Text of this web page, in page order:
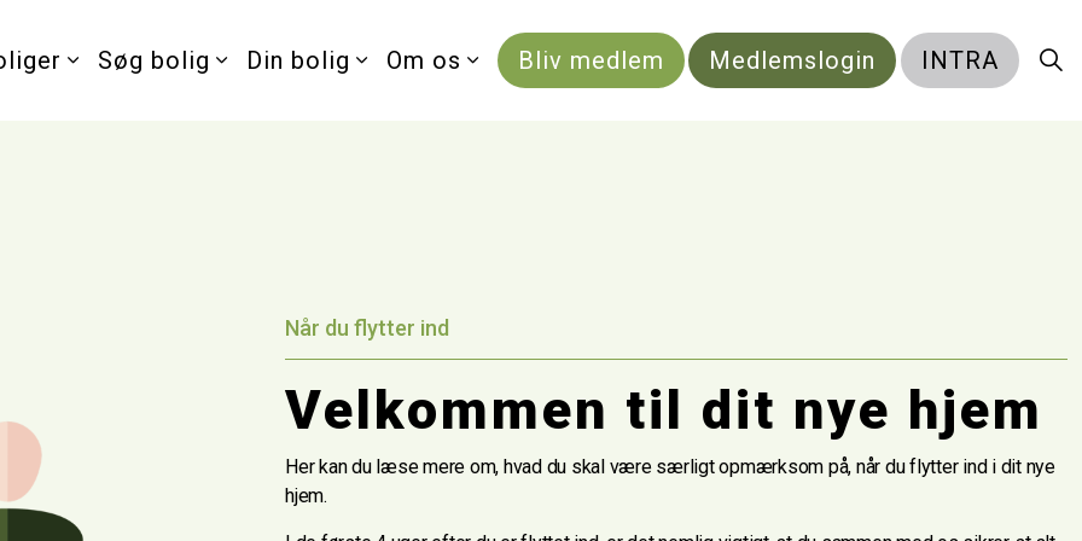
Søg bolig Din bolig Om os Bliv medlem Medlemslogin INTRA
Når du flytter ind
Velkommen til dit nye hjem
Her kan du læse mere om, hvad du skal være særligt opmærksom på, når du flytter ind i dit nye
hjem.